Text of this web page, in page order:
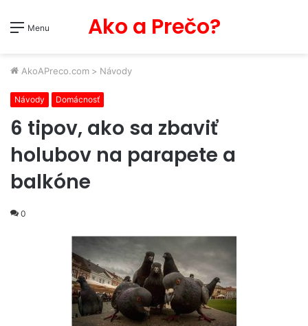
Menu Ako a Prečo?
AkoAPreco.com > Návody
Návody Domácnosť
6 tipov, ako sa zbaviť
holubov na parapete a
balkóne
0